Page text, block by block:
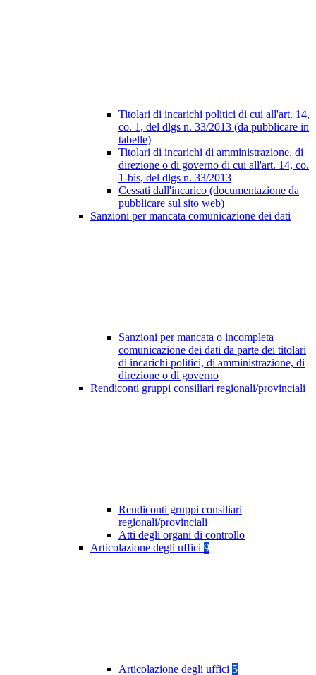
Titolari di incarichi politici di cui all'art. 14,
co. 1, del dlgs n. 33/2013 (da pubblicare in
tabelle)
Titolari di incarichi di amministrazione, di
direzione o di governo di cui all'art. 14, co.
1-bis, del dlgs n. 33/2013
Cessati dall'incarico (documentazione da
pubblicare sul sito web)
Sanzioni per mancata comunicazione dei dati
Sanzioni per mancata o incompleta
comunicazione dei dati da parte dei titolari
di incarichi politici, di amministrazione, di
direzione o di governo
Rendiconti gruppi consiliari regionali/provinciali
Rendiconti gruppi consiliari
regionali/provinciali
Atti degli organi di controllo
Articolazione degli uffici 9
Articolazione degli uffici 5